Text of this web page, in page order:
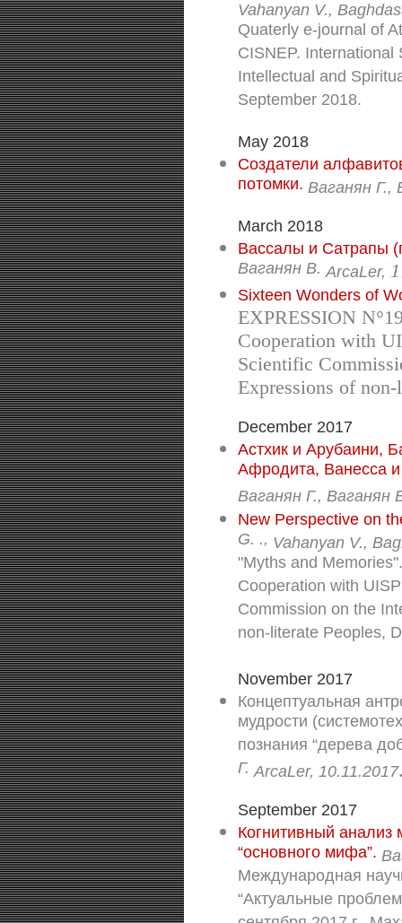
Vahanyan V.,
Quaterly e-journal of
CISNEP.
Intellectual and
September 2018.
May 2018
Создатели
потомки. Ваганян Г.,
March 2018
Вассалы и Сатрапы
Ваганян В. ArcaLer,
Sixteen Wonders of
EXPRESSION
Cooperation with
Scientific
Expressions of
December 2017
Астхик и Арубаини,
Афродита, Ванесса
Ваганян Г., Ваганян
New Perspective on
G. ., Vahanyan V.,
"Myths and
Cooperation with
Commission on the
non-literate Peoples,
November 2017
Концептуальная
мудрости
познания “дерева
Г. ArcaLer, 10.11.2017
September 2017
Когнитивный анализ
“основного мифа”.
Международная
“Актуальные